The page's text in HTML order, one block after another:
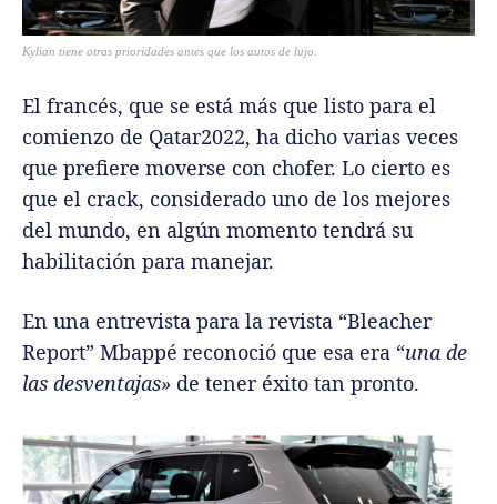
Kylian tiene otras prioridades antes que los autos de lujo.
El francés, que se está más que listo para el
comienzo de Qatar2022, ha dicho varias veces
que prefiere moverse con chofer. Lo cierto es
que el crack, considerado uno de los mejores
del mundo, en algún momento tendrá su
habilitación para manejar.
En una entrevista para la revista “Bleacher
Report” Mbappé reconoció que esa era “una de
las desventajas» de tener éxito tan pronto.